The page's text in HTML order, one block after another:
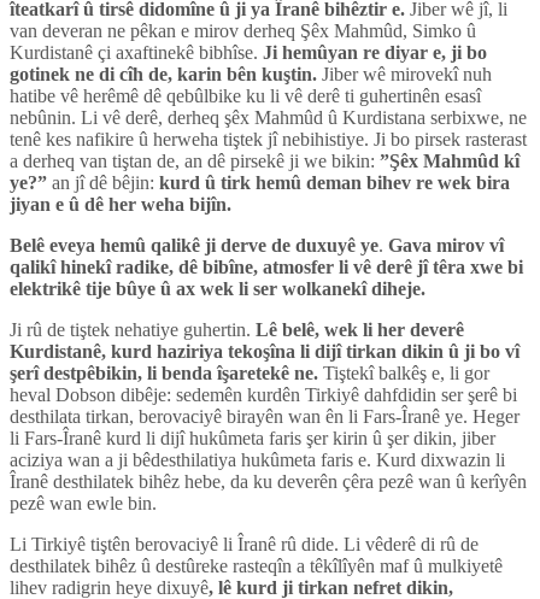
îteatkarî û tirsê didomîne û ji ya Îranê bihêztir e. Jiber wê jî, li
van deveran ne pêkan e mirov derheq Şêx Mahmûd, Simko û
Kurdistanê çi axaftinekê bibhîse. Ji hemûyan re diyar e, ji bo
gotinek ne di cîh de, karin bên kuştin. Jiber wê mirovekî nuh
hatibe vê herêmê dê qebûlbike ku li vê derê ti guhertinên esasî
nebûnin. Li vê derê, derheq şêx Mahmûd û Kurdistana serbixwe, ne
tenê kes nafikire û herweha tiştek jî nebihistiye. Ji bo pirsek rasterast
a derheq van tiştan de, an dê pirsekê ji we bikin: ”Şêx Mahmûd kî
ye?” an jî dê bêjin: kurd û tirk hemû deman bihev re wek bira
jiyan e û dê her weha bijîn.
Belê eveya hemû qalikê ji derve de duxuyê ye. Gava mirov vî
qalikî hinekî radike, dê bibîne, atmosfer li vê derê jî têra xwe bi
elektrikê tije bûye û ax wek li ser wolkanekî diheje.
Ji rû de tiştek nehatiye guhertin. Lê belê, wek li her deverê
Kurdistanê, kurd haziriya tekoşîna li dijî tirkan dikin û ji bo vî
şerî destpêbikin, li benda îşaretekê ne. Tiştekî balkêş e, li gor
heval Dobson dibêje: sedemên kurdên Tirkiyê dahfdidin ser şerê bi
desthilata tirkan, berovaciyê birayên wan ên li Fars-Îranê ye. Heger
li Fars-Îranê kurd li dijî hukûmeta faris şer kirin û şer dikin, jiber
aciziya wan a ji bêdesthilatiya hukûmeta faris e. Kurd dixwazin li
Îranê desthilatek bihêz hebe, da ku deverên çêra pezê wan û kerîyên
pezê wan ewle bin.
Li Tirkiyê tiştên berovaciyê li Îranê rû dide. Li vêderê di rû de
desthilatek bihêz û destûreke rasteqîn a têkîlîyên maf û mulkiyetê
lihev radigrin heye dixuyê, lê kurd ji tirkan nefret dikin,